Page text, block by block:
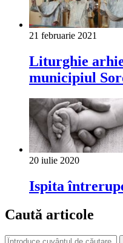
21 februarie 2021
Liturghie
municipiul
20 iulie 2020
Ispita
Caută articole